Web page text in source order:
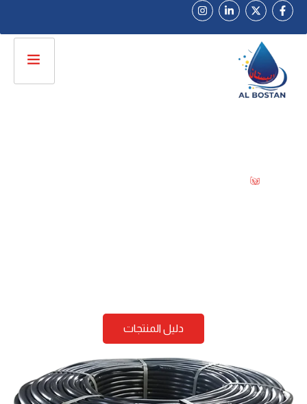
دليل المنتجات